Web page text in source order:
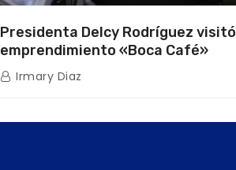
Presidenta Delcy Rodríguez visitó
emprendimiento «Boca Café»
que impulsa la producción
nacional hacia mercados
Irmary Diaz